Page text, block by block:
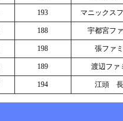
193 マニックス
188 宇都宮フ
198 張ファ
189 渡辺ファ
194 江頭 長